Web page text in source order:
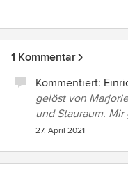
1 Kommentar
Kommentiert:
gelöst von
und Stauraum.
27. April 2021